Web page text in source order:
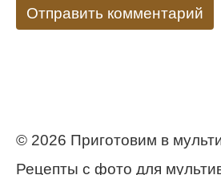
© 2026 Приготовим в
Рецепты с фото для